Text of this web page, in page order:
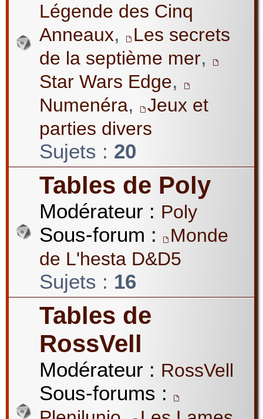
Légende des Cinq
Anneaux,
Les secrets
de la septième mer,
Star Wars Edge,
Numenéra,
Jeux et
parties divers
Sujets : 20
Tables de Poly
Modérateur : Poly
Sous-forum :
Monde
de L'hesta D&D5
Sujets : 16
Tables de
RossVell
Modérateur : RossVell
Sous-forums :